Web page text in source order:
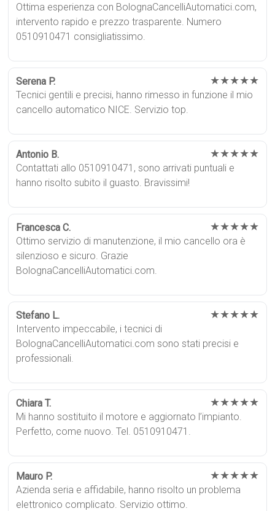
Ottima esperienza con BolognaCancelliAutomatici.com,
intervento rapido e prezzo trasparente. Numero
0510910471 consigliatissimo.
Serena P. ★★★★★
Tecnici gentili e precisi, hanno rimesso in funzione il mio
cancello automatico NICE. Servizio top.
Antonio B. ★★★★★
Contattati allo 0510910471, sono arrivati puntuali e
hanno risolto subito il guasto. Bravissimi!
Francesca C. ★★★★★
Ottimo servizio di manutenzione, il mio cancello ora è
silenzioso e sicuro. Grazie
BolognaCancelliAutomatici.com.
Stefano L. ★★★★★
Intervento impeccabile, i tecnici di
BolognaCancelliAutomatici.com sono stati precisi e
professionali.
Chiara T. ★★★★★
Mi hanno sostituito il motore e aggiornato l’impianto.
Perfetto, come nuovo. Tel. 0510910471.
Mauro P. ★★★★★
Azienda seria e affidabile, hanno risolto un problema
elettronico complicato. Servizio ottimo.